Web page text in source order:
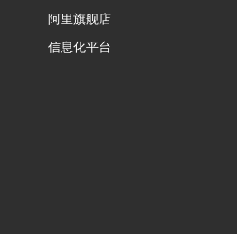
阿里旗舰店
信息化平台